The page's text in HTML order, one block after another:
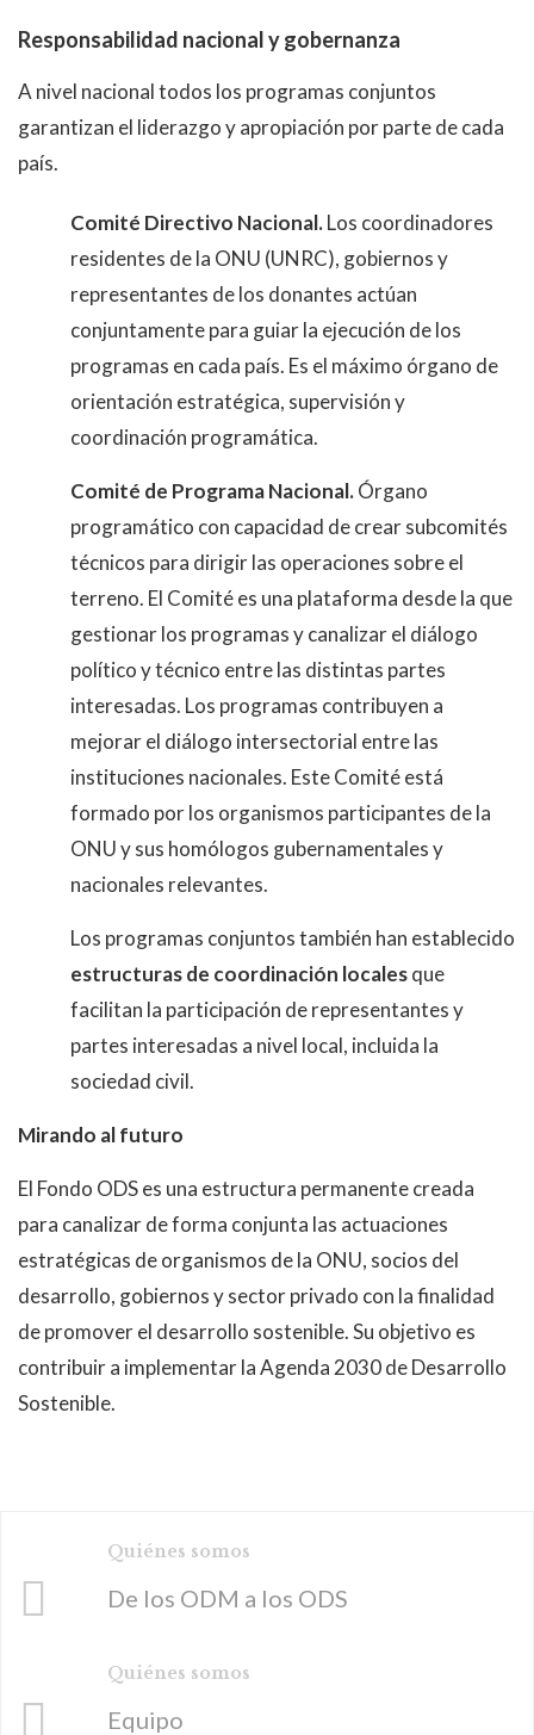
Responsabilidad nacional y gobernanza
A nivel nacional todos los programas conjuntos
garantizan el liderazgo y apropiación por parte de cada
país.
Comité Directivo Nacional.Los coordinadores
residentes de la ONU (UNRC), gobiernos y
representantes de los donantes actúan
conjuntamente para guiar la ejecución de los
programas en cada país. Es el máximo órgano de
orientación estratégica, supervisión y
coordinación programática.
Comité de Programa Nacional.Órgano
programático con capacidad de crear subcomités
técnicos para dirigir las operaciones sobre el
terreno. El Comité es una plataforma desde la que
gestionar los programas y canalizar el diálogo
político y técnico entre las distintas partes
interesadas. Los programas contribuyen a
mejorar el diálogo intersectorial entre las
instituciones nacionales. Este Comité está
formado por los organismos participantes de la
ONU y sus homólogos gubernamentales y
nacionales relevantes.
Los programas conjuntos también han establecido
estructuras de coordinación localesque
facilitan la participación de representantes y
partes interesadas a nivel local, incluida la
sociedad civil.
Mirando al futuro
El Fondo ODS es una estructura permanente creada
para canalizar de forma conjunta las actuaciones
estratégicas de organismos de la ONU, socios del
desarrollo, gobiernos y sector privado con la finalidad
de promover el desarrollo sostenible. Su objetivo es
contribuir a implementar la Agenda 2030 de Desarrollo
Sostenible.
Quiénes somos
De los ODM a los ODS
Quiénes somos
Equipo